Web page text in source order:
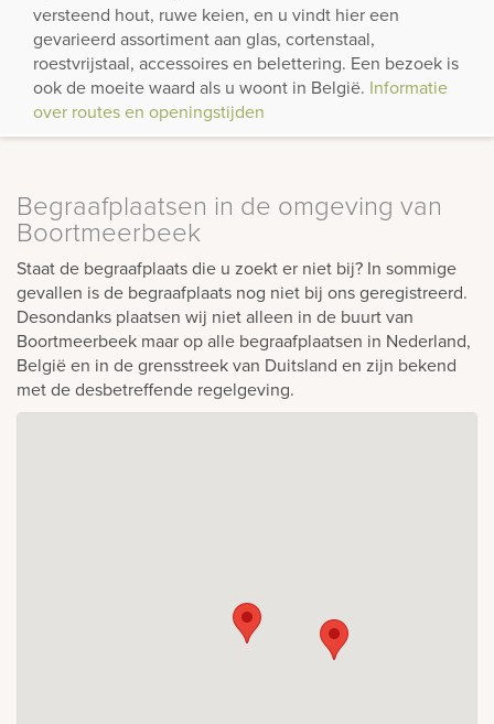
versteend hout, ruwe keien, en u vindt hier een
gevarieerd assortiment aan glas, cortenstaal,
roestvrijstaal, accessoires en belettering. Een bezoek is
ook de moeite waard als u woont in België. Informatie
over routes en openingstijden
Begraafplaatsen in de omgeving van
Boortmeerbeek
Staat de begraafplaats die u zoekt er niet bij? In sommige
gevallen is de begraafplaats nog niet bij ons geregistreerd.
Desondanks plaatsen wij niet alleen in de buurt van
Boortmeerbeek maar op alle begraafplaatsen in Nederland,
België en in de grensstreek van Duitsland en zijn bekend
met de desbetreffende regelgeving.